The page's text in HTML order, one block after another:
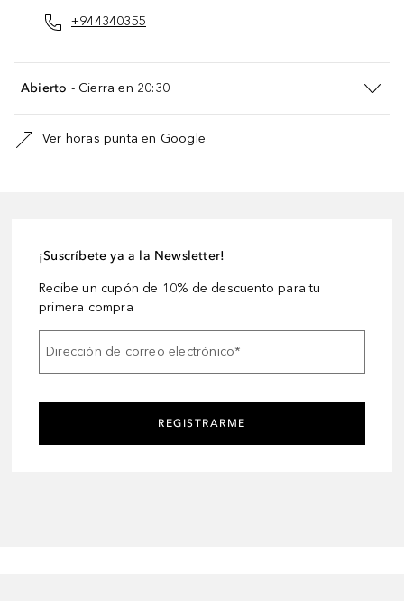
+944340355
Abierto - Cierra en 20:30
Ver horas punta en Google
¡Suscríbete ya a la Newsletter!
Recibe un cupón de 10% de descuento para tu
primera compra
Dirección de correo electrónico*
REGISTRARME